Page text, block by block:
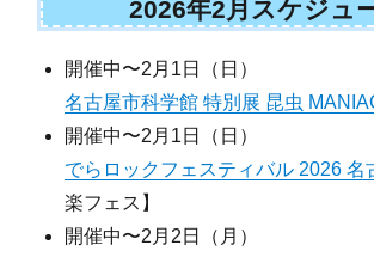
2026年2月スケジュ
開催中〜2月1日（日）
名古屋市科学館 特別展 昆虫
開催中〜2月1日（日）
でらロックフェスティバル 2026 名
楽フェス】
開催中〜2月2日（月）